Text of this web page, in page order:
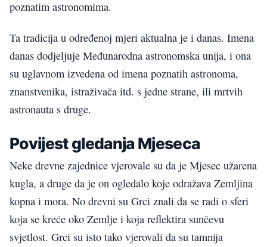
poznatim astronomima.
Ta tradicija u određenoj mjeri aktualna je i danas. Imena
danas dodjeljuje Međunarodna astronomska unija, i ona
su uglavnom izvedena od imena poznatih astronoma,
znanstvenika, istraživača itd. s jedne strane, ili mrtvih
astronauta s druge.
Povijest gledanja Mjeseca
Neke drevne zajednice vjerovale su da je Mjesec užarena
kugla, a druge da je on ogledalo koje odražava Zemljina
kopna i mora. No drevni su Grci znali da se radi o sferi
koja se kreće oko Zemlje i koja reflektira sunčevu
svjetlost. Grci su isto tako vjerovali da su tamnija